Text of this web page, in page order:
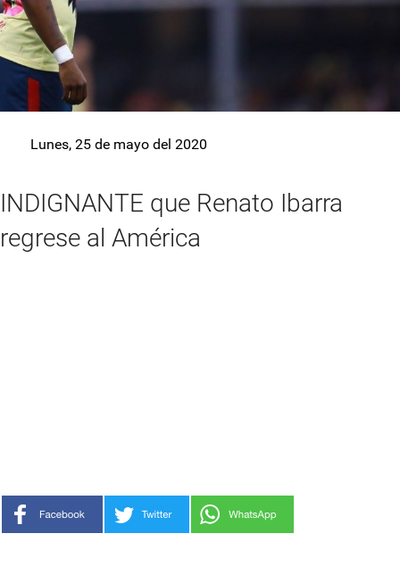
Lunes, 25 de mayo del 2020
INDIGNANTE que Renato Ibarra
regrese al América